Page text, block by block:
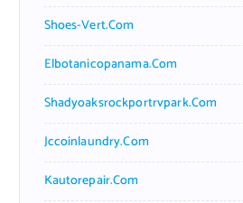
Shoes-Vert.com
Elbotanicopanama.com
Shadyoaksrockportrvpark.com
Jccoinlaundry.com
Kautorepair.com